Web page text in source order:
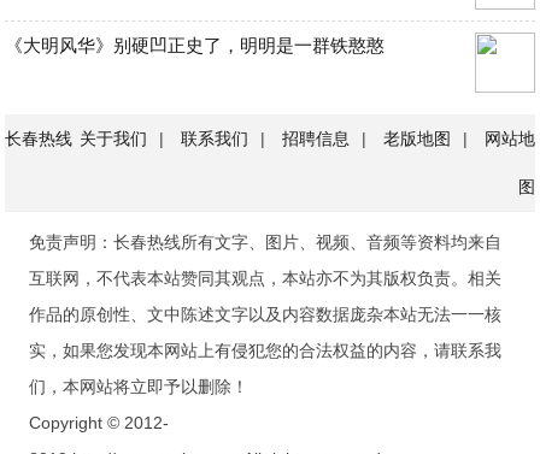
《大明风华》别硬凹正史了，明明是一群铁憨憨
长春热线 关于我们 | 联系我们 | 招聘信息 | 老版地图 | 网站地
图
免责声明：长春热线所有文字、图片、视频、音频等资料均来自
互联网，不代表本站赞同其观点，本站亦不为其版权负责。相关
作品的原创性、文中陈述文字以及内容数据庞杂本站无法一一核
实，如果您发现本网站上有侵犯您的合法权益的内容，请联系我
们，本网站将立即予以删除！
Copyright © 2012-